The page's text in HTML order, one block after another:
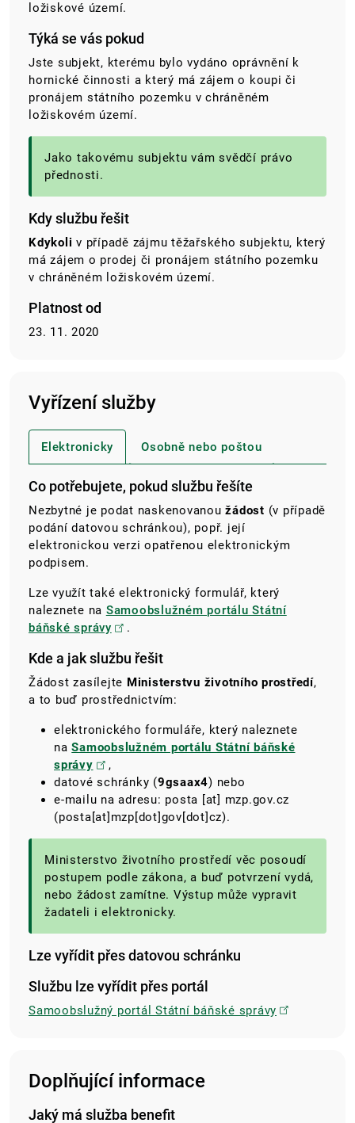
ložiskové území.
Týká se vás pokud
Jste subjekt, kterému bylo vydáno oprávnění k
hornické činnosti a který má zájem o koupi či
pronájem státního pozemku v chráněném
ložiskovém území.
Jako takovému subjektu vám svědčí právo
přednosti.
Kdy službu řešit
Kdykoli v případě zájmu těžařského subjektu, který
má zájem o prodej či pronájem státního pozemku
v chráněném ložiskovém území.
Platnost od
23. 11. 2020
Vyřízení služby
Elektronicky Osobně nebo poštou
Co potřebujete, pokud službu řešíte
Nezbytné je podat naskenovanoužádost (v případě
podání datovou schránkou), popř. její
elektronickou verzi opatřenou elektronickým
podpisem.
Lze využít také elektronický formulář, který
naleznete na Samoobslužném portálu Státní
báňské správy
.
Kde a jak službu řešit
Žádost zasílejte Ministerstvu životního prostředí,
a to buď prostřednictvím:
elektronického formuláře, který naleznete
naSamoobslužném portálu Státní báňské
správy
,
datové schránky (9gsaax4) nebo
e-mailu na adresu: posta [at] mzp.gov.cz
(posta[at]mzp[dot]gov[dot]cz).
Ministerstvo životního prostředí věc posoudí
postupem podle zákona, a buď potvrzení vydá,
nebo žádost zamítne. Výstup může vypravit
žadateli i elektronicky.
Lze vyřídit přes datovou schránku
Službu lze vyřídit přes portál
Samoobslužný portál Státní báňské správy
Doplňující informace
Jaký má služba benefit